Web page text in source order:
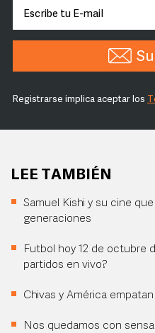
Registrarse implica aceptar los
LEE TAMBIÉN
Samuel Kishi y su cine
generaciones
Futbol hoy 12 de octubre
partidos en vivo?
Chivas y América
Nos quedamos con